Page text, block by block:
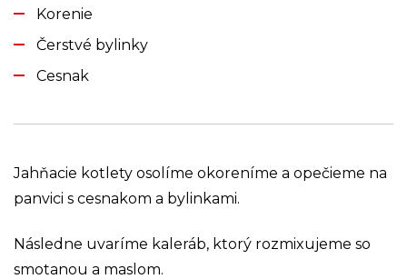
Korenie
Čerstvé bylinky
Cesnak
Jahňacie kotlety osolíme okoreníme a opečieme na
panvici s cesnakom a bylinkami.
Následne uvaríme kaleráb, ktorý rozmixujeme so
smotanou a maslom.